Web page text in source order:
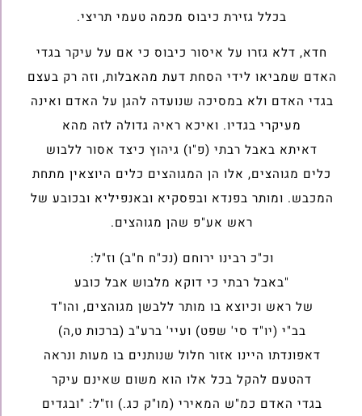
בכלל גזירת כיבוס מכמה טעמי תריצי.
חדא, דלא גזרו על איסור כיבוס כי אם על עיקר בגדי
האדם שמביאו לידי הסחת דעת מהאבלות, וזה רק בעצם
בגדי האדם ולא במסיכה שנועדה להגן על האדם ואינה
מעיקרי בגדיו. ואיכא ראיה גדולה לזה מהא
דאיתא באבל רבתי (פ"ו) גיהוץ כיצד אסור ללבוש
כלים מגוהצים, אלו הן המגוהצים כלים היוצאין מתחת
המכבש. ומותר בפנדא ובפסקיא ובאנפיליא ובכובע של
ראש אע"פ שהן מגוהצים.
וכ"כ רבינו ירוחם (נכ"ח ח"ב) וז"ל:
"באבל רבתי כי דוקא מלבוש אבל כובע
של ראש וכיוצא בו מותר ללבשן מגוהצים, והו"ד
בב"י (יו"ד סי' שפט) ועיי' ברע"ב (ברכות ט,ה)
דאפונדתו היינו אזור חלול שנותנים בו מעות ונראה
דהטעם להקל בכל אלו הוא משום שאינם עיקר
בגדי האדם כמ"ש המאירי (מו"ק כג.) וז"ל: "ובגדים